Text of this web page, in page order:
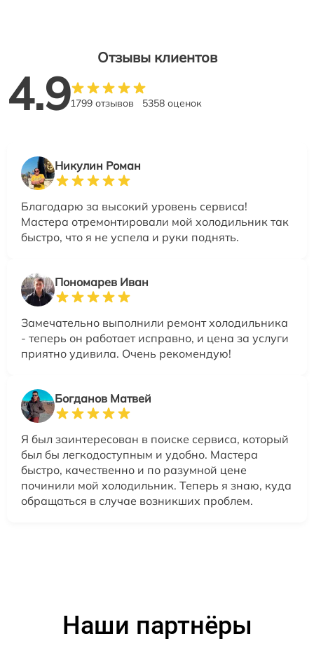
Отзывы клиентов
4.91799 отзывов 5358 оценок
Никулин Роман
Благодарю за высокий уровень сервиса!
Мастера отремонтировали мой холодильник так
быстро, что я не успела и руки поднять.
Пономарев Иван
Замечательно выполнили ремонт холодильника
- теперь он работает исправно, и цена за услуги
приятно удивила. Очень рекомендую!
Богданов Матвей
Я был заинтересован в поиске сервиса, который
был бы легкодоступным и удобно. Мастера
быстро, качественно и по разумной цене
починили мой холодильник. Теперь я знаю, куда
обращаться в случае возникших проблем.
Наши партнёры